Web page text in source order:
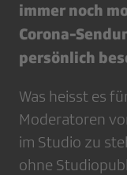
immer noch
Corona-
persönlich
Was heisst es
Moderatoren
im Studio zu
ohne